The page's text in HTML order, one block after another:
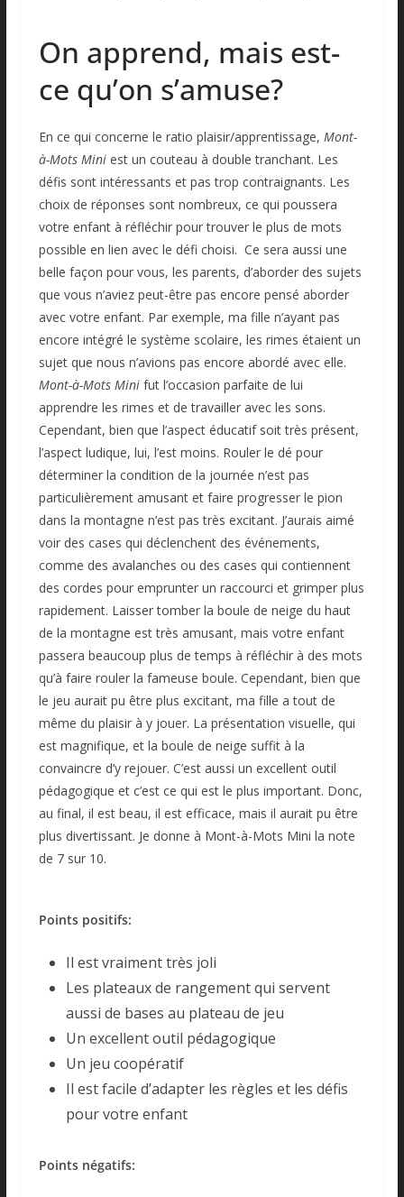
On apprend, mais est-
ce qu’on s’amuse?
En ce qui concerne le ratio plaisir/apprentissage, Mont-
à-Mots Miniest un couteau à double tranchant. Les
défis sont intéressants et pas trop contraignants. Les
choix de réponses sont nombreux, ce qui poussera
votre enfant à réfléchir pour trouver le plus de mots
possible en lien avec le défi choisi. Ce sera aussi une
belle façon pour vous, les parents, d’aborder des sujets
que vous n’aviez peut-être pas encore pensé aborder
avec votre enfant. Par exemple, ma fille n’ayant pas
encore intégré le système scolaire, les rimes étaient un
sujet que nous n’avions pas encore abordé avec elle.
Mont-à-Mots Mini fut l’occasion parfaite de lui
apprendre les rimes et de travailler avec les sons.
Cependant, bien que l’aspect éducatif soit très présent,
l’aspect ludique, lui, l’est moins. Rouler le dé pour
déterminer la condition de la journée n’est pas
particulièrement amusant et faire progresser le pion
dans la montagne n’est pas très excitant. J’aurais aimé
voir des cases qui déclenchent des événements,
comme des avalanches ou des cases qui contiennent
des cordes pour emprunter un raccourci et grimper plus
rapidement. Laisser tomber la boule de neige du haut
de la montagne est très amusant, mais votre enfant
passera beaucoup plus de temps à réfléchir à des mots
qu’à faire rouler la fameuse boule. Cependant, bien que
le jeu aurait pu être plus excitant, ma fille a tout de
même du plaisir à y jouer. La présentation visuelle, qui
est magnifique, et la boule de neige suffit à la
convaincre d’y rejouer. C’est aussi un excellent outil
pédagogique et c’est ce qui est le plus important. Donc,
au final, il est beau, il est efficace, mais il aurait pu être
plus divertissant. Je donne à Mont-à-Mots Mini la note
de 7 sur 10.
Points positifs:
Il est vraiment très joli
Les plateaux de rangement qui servent
aussi de bases au plateau de jeu
Un excellent outil pédagogique
Un jeu coopératif
Il est facile d’adapter les règles et les défis
pour votre enfant
Points négatifs: